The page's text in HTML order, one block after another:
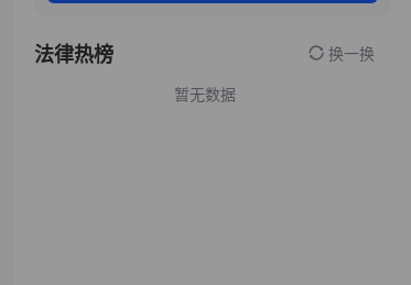
法律热榜 换一换
暂无数据